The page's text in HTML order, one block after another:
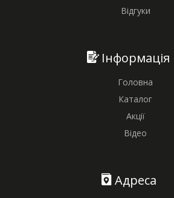
Відгуки
Інформація
Головна
Каталог
Акції
Відео
Адреса